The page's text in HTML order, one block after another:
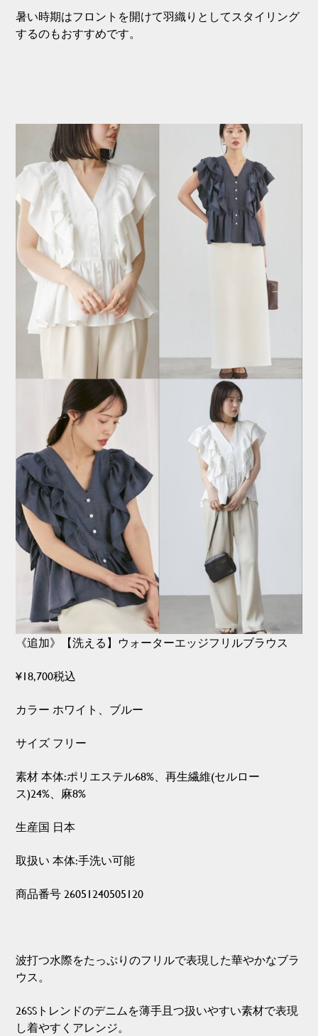
暑い時期はフロントを開けて羽織りとしてスタイリング
するのもおすすめです。
《追加》【洗える】ウォーターエッジフリルブラウス
¥18,700税込
カラー ホワイト、ブルー
サイズ フリー
素材 本体:ポリエステル68%、再生繊維(セルロー
ス)24%、麻8%
生産国 日本
取扱い 本体:手洗い可能
商品番号 26051240505120
波打つ水際をたっぷりのフリルで表現した華やかなブラ
ウス。
26SSトレンドのデニムを薄手且つ扱いやすい素材で表現
し着やすくアレンジ。